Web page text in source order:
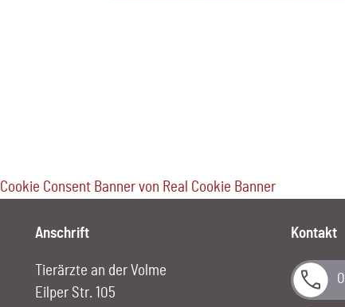
Cookie Consent Banner von Real Cookie Banner
Anschrift
Tierärzte an der Volme
Eilper Str. 105
Kontakt